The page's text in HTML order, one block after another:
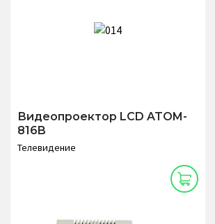
Видеопроектор LCD ATOM-
816B
Телевидение